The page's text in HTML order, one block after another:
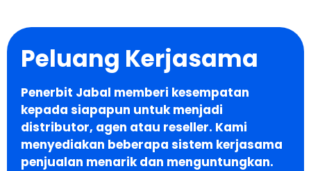
Peluang Kerjasama
Penerbit Jabal memberi kesempatan
kepada siapapun untuk menjadi
distributor, agen atau reseller. Kami
menyediakan beberapa sistem kerjasama
penjualan menarik dan menguntungkan.